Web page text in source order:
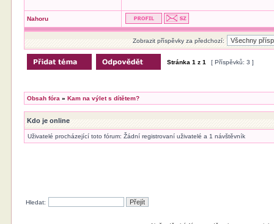
Nahoru
Zobrazit příspěvky za předchozí:
Stránka1 z1 [ Příspěvků: 3 ]
Obsah fóra »Kam na výlet s dítětem?
Kdo je online
Uživatelé procházející toto fórum: Žádní registrovaní uživatelé a 1 návštěvník
Hledat: